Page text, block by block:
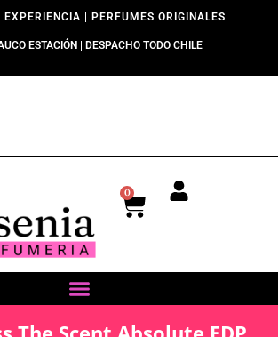
EXPERIENCIA | PERFUMES ORIGINALES
ESTACIÓN | DESPACHO TODO CHILE
0